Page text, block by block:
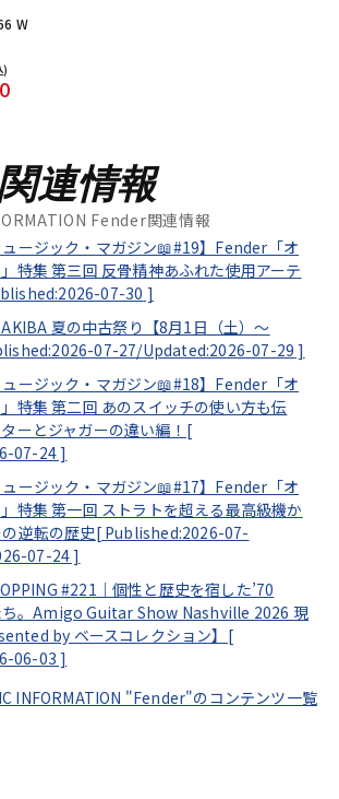
W
)
連情報
Fender関連情報
ュージック・マガジン📖#19】Fender「オ
特集 第三回 反骨精神あふれた使用アーテ
07-30 ]
夏の中古祭り【8月1日（土）～
07-27/Updated:2026-07-29 ]
ュージック・マガジン📖#18】Fender「オ
特集 第二回 あのスイッチの使い方も伝
ーとジャガーの違い編！[
07-24]
ュージック・マガジン📖#17】Fender「オ
特集 第一回 ストラトを超える最高級機か
逆転の歴史[ Published:2026-07-
07-24 ]
#221｜個性と歴史を宿した’70
ち。Amigo Guitar Show Nashville 2026 現
by ベースコレクション】[
06-03 ]
INFORMATION "Fender"のコンテンツ一覧